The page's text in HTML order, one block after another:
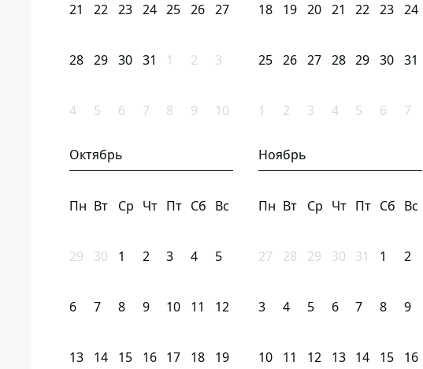
21 22 23 24 25 26 27
28 29 30 31 1 2 3
4 5 6 7 8 9 10
18 19 20 21 22 23 24
25 26 27 28 29 30 31
1 2 3 4 5 6 7
Октябрь
Пн Вт Ср Чт Пт Сб Вс
29 30 1 2 3 4 5
6 7 8 9 10 11 12
13 14 15 16 17 18 19
Ноябрь
Пн Вт Ср Чт Пт Сб Вс
27 28 29 30 31 1 2
3 4 5 6 7 8 9
10 11 12 13 14 15 16